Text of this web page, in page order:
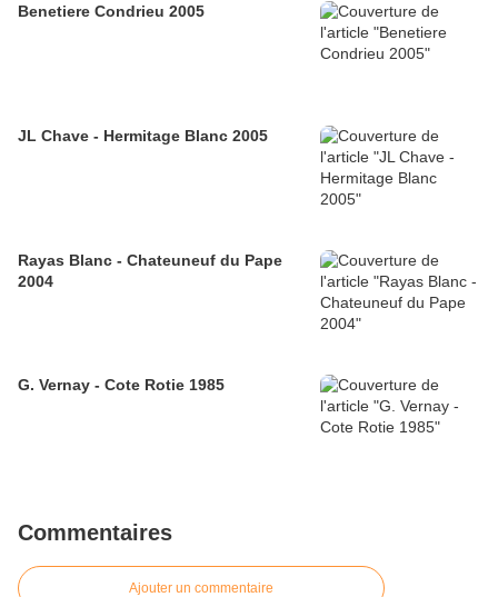
Benetiere Condrieu 2005
JL Chave - Hermitage Blanc 2005
Rayas Blanc - Chateuneuf du Pape
2004
G. Vernay - Cote Rotie 1985
Commentaires
Ajouter un commentaire